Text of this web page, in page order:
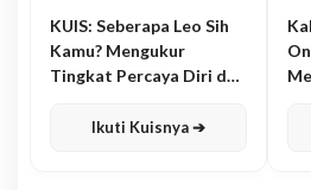
KUIS: Seberapa Leo Sih
Kamu? Mengukur
Tingkat Percaya Diri dan
Ikuti Kuisnya ➔